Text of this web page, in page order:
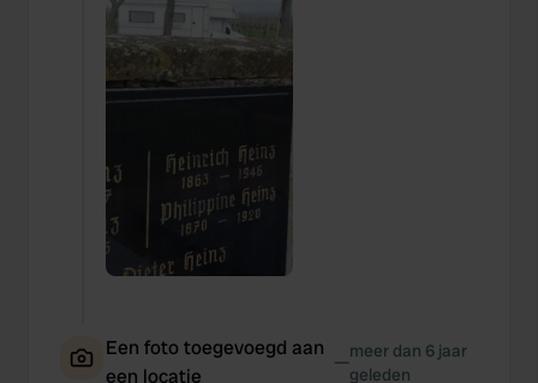
Een foto toegevoegd aan
een locatie
—meer dan 6 jaar
geleden